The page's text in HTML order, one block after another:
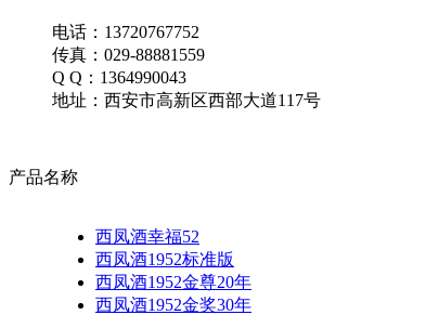
电话：13720767752
传真：029-88881559
Q Q：1364990043
地址：西安市高新区西部大道117号
产品名称
西凤酒幸福52
西凤酒1952标准版
西凤酒1952金尊20年
西凤酒1952金奖30年